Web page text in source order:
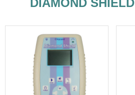
DIAMOND